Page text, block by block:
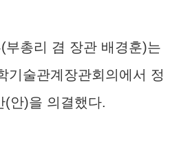
부총리 겸 장관 배경훈)는
기술관계장관회의에서 정
(안)을 의결했다.